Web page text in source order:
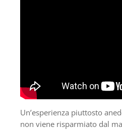
Un’esperienza piuttosto
non viene risparmiato dal